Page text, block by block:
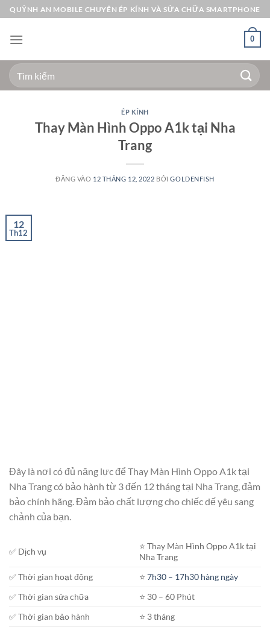
Bỏ
qua
nội
QUỲNH AN MOBILE CHUYÊN ÉP KÍNH VÀ SỬA CHỮA SMARTPHONE
0
Tìm
kiếm:
ÉP KÍNH
Thay Màn Hình Oppo A1k tại Nha
Trang
ĐĂNG VÀO 12 THÁNG 12, 2022 BỞIGOLDENFISH
12
Th12
Đây là nơi có đủ năng lực để Thay Màn Hình Oppo A1k tại
Nha Trang có bảo hành từ 3 đến 12 tháng tại Nha Trang, đảm
bảo chính hãng. Đảm bảo chất lượng cho chiếc dế yêu sang
chảnh của bạn.
✅ Dịch vụ
⭐️ Thay Màn Hình Oppo A1k tại
Nha Trang
✅ Thời gian hoạt động
⭐️7h30 – 17h30 hàng ngày
✅ Thời gian sửa chữa
⭐️ 30 – 60 Phút
✅ Thời gian bảo hành
⭐️ 3 tháng